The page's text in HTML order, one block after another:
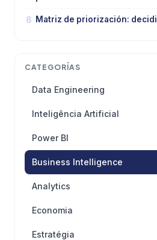
8 Matriz de priorización:
CATEGORÍAS
Data Engineering
Inteligência Artificial
Power BI
Business Intelligence
Analytics
Economia
Estratégia